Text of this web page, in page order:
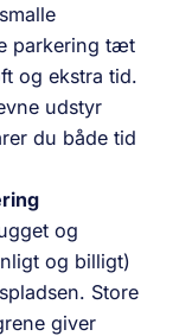
parkering tæt
og ekstra tid.
udstyr
du både tid
og
og billigt)
Store
giver